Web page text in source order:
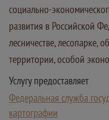
социально-
развития в Российской
лесничестве, лесопарке,
территории, особой
Услугу предоставляет
Федеральная служба
картографии